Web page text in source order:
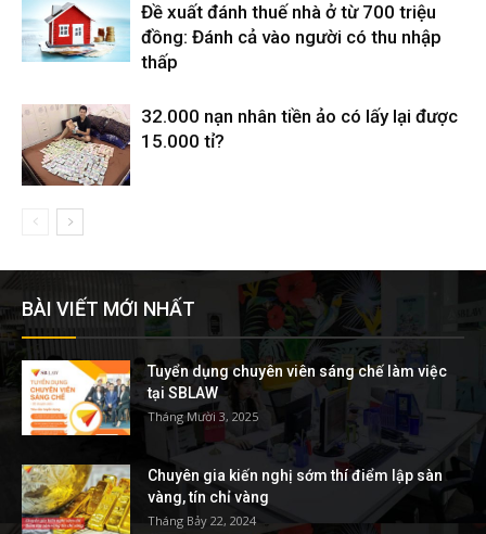
Đề xuất đánh thuế nhà ở từ 700 triệu
đồng: Đánh cả vào người có thu nhập
thấp
32.000 nạn nhân tiền ảo có lấy lại được
15.000 tỉ?
BÀI VIẾT MỚI NHẤT
Tuyển dụng chuyên viên sáng chế làm việc
tại SBLAW
Tháng Mười 3, 2025
Chuyên gia kiến nghị sớm thí điểm lập sàn
vàng, tín chỉ vàng
Tháng Bảy 22, 2024